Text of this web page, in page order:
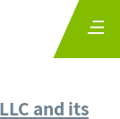
and its